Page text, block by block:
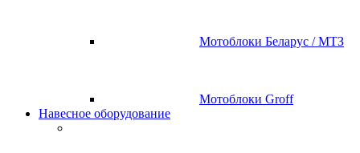
Мотоблоки Беларус / МТЗ
Мотоблоки Groff
Навесное оборудование